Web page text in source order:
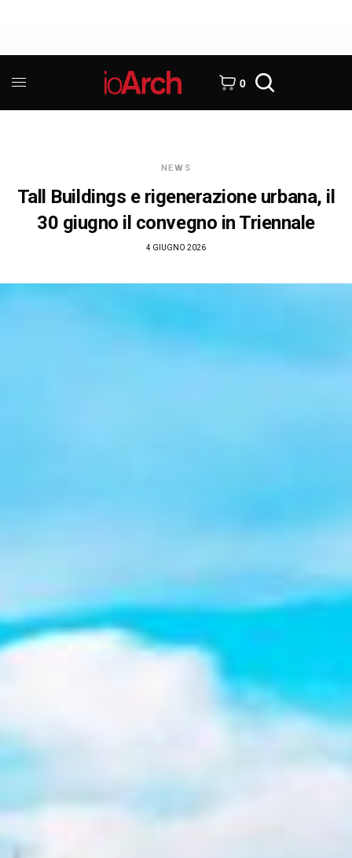
0
NEWS
Tall Buildings e rigenerazione urbana, il
30 giugno il convegno in Triennale
4 GIUGNO 2026